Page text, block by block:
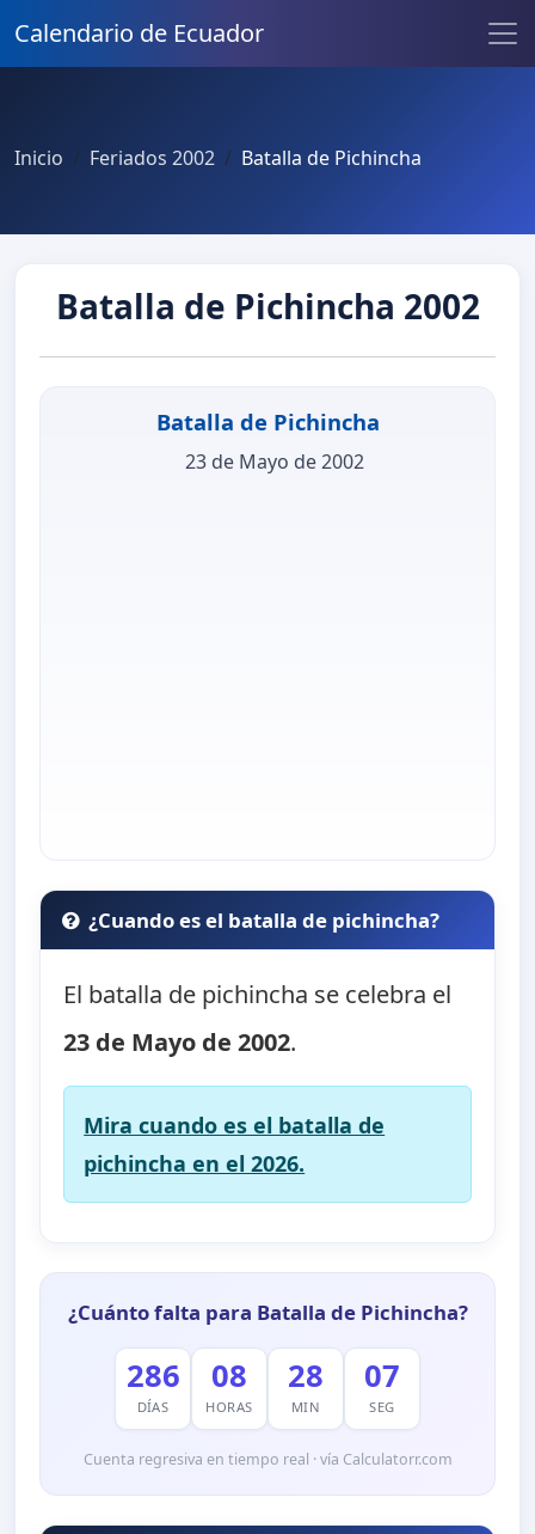
Calendario de Ecuador
Inicio Feriados 2002 Batalla de Pichincha
Batalla de Pichincha 2002
Batalla de Pichincha
23 de Mayo de 2002
¿Cuando es el batalla de pichincha?
El batalla de pichincha se celebra el
23 de Mayo de 2002.
Mira cuando es el batalla de
pichincha en el 2026.
¿Cuánto falta para Batalla de Pichincha?
286
DÍAS
08
HORAS
28
MIN
06
SEG
Cuenta regresiva en tiempo real · vía Calculatorr.com